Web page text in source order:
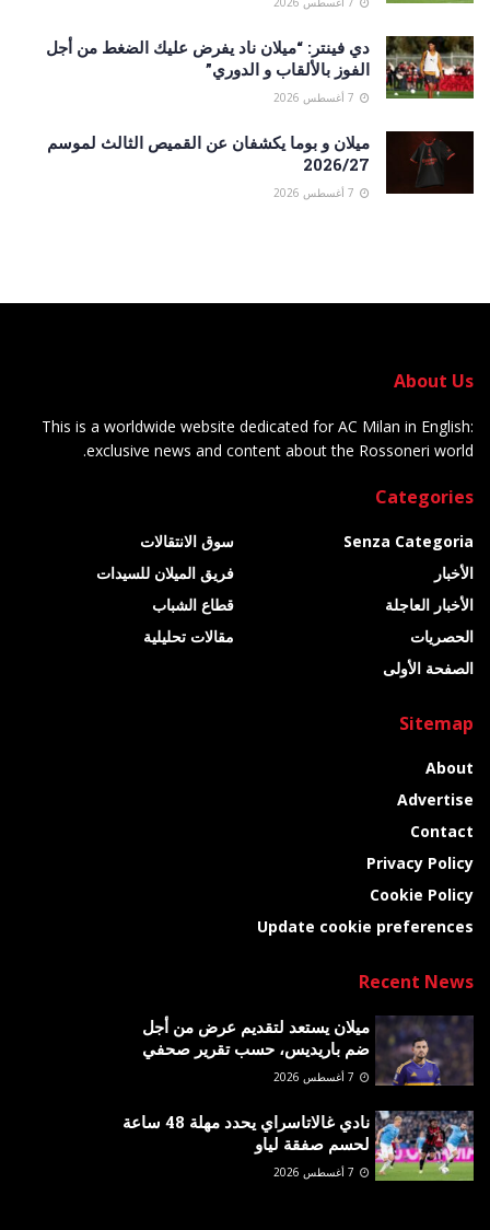
دي فينتر: “ميلان ناد يفرض عليك الضغط من أجل
الفوز بالألقاب و الدوري”
ميلان و بوما يكشفان عن القميص الثالث لموسم
2026/27
About Us
This is a worldwide website dedicated for AC Milan in English:
exclusive news and content about the Rossoneri world.
Categories
Senza Categoria
الأخبار
الأخبار العاجلة
الحصريات
الصفحة الأولى
سوق الانتقالات
فريق الميلان للسيدات
قطاع الشباب
مقالات تحليلية
Sitemap
About
Advertise
Contact
Privacy Policy
Cookie Policy
Update cookie preferences
Recent News
ميلان يستعد لتقديم عرض من أجل
ضم باريديس، حسب تقرير صحفي
نادي غالاتاسراي يحدد مهلة 48 ساعة
لحسم صفقة لياو